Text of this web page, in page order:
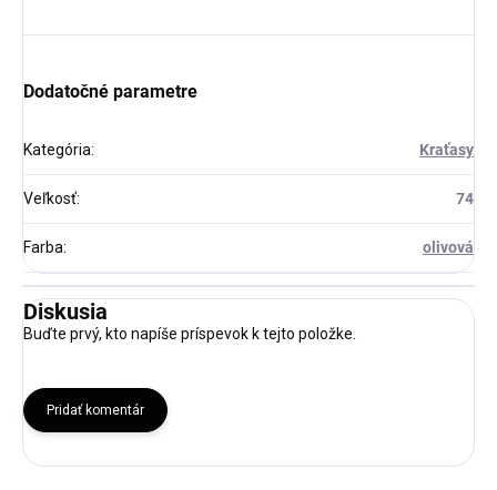
Dodatočné parametre
Kategória: Kraťasy
Veľkosť: 74
Farba: olivová
Diskusia
Buďte prvý, kto napíše príspevok k tejto položke.
Pridať komentár